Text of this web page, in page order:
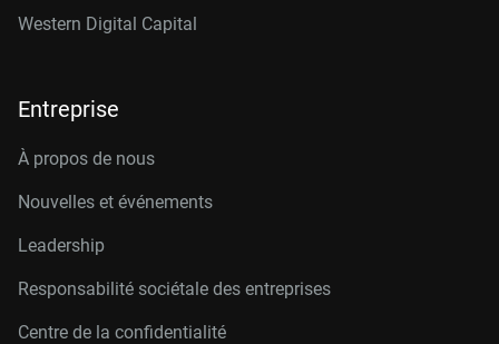
Western Digital Capital
Entreprise
À propos de nous
Nouvelles et événements
Leadership
Responsabilité sociétale des entreprises
Centre de la confidentialité